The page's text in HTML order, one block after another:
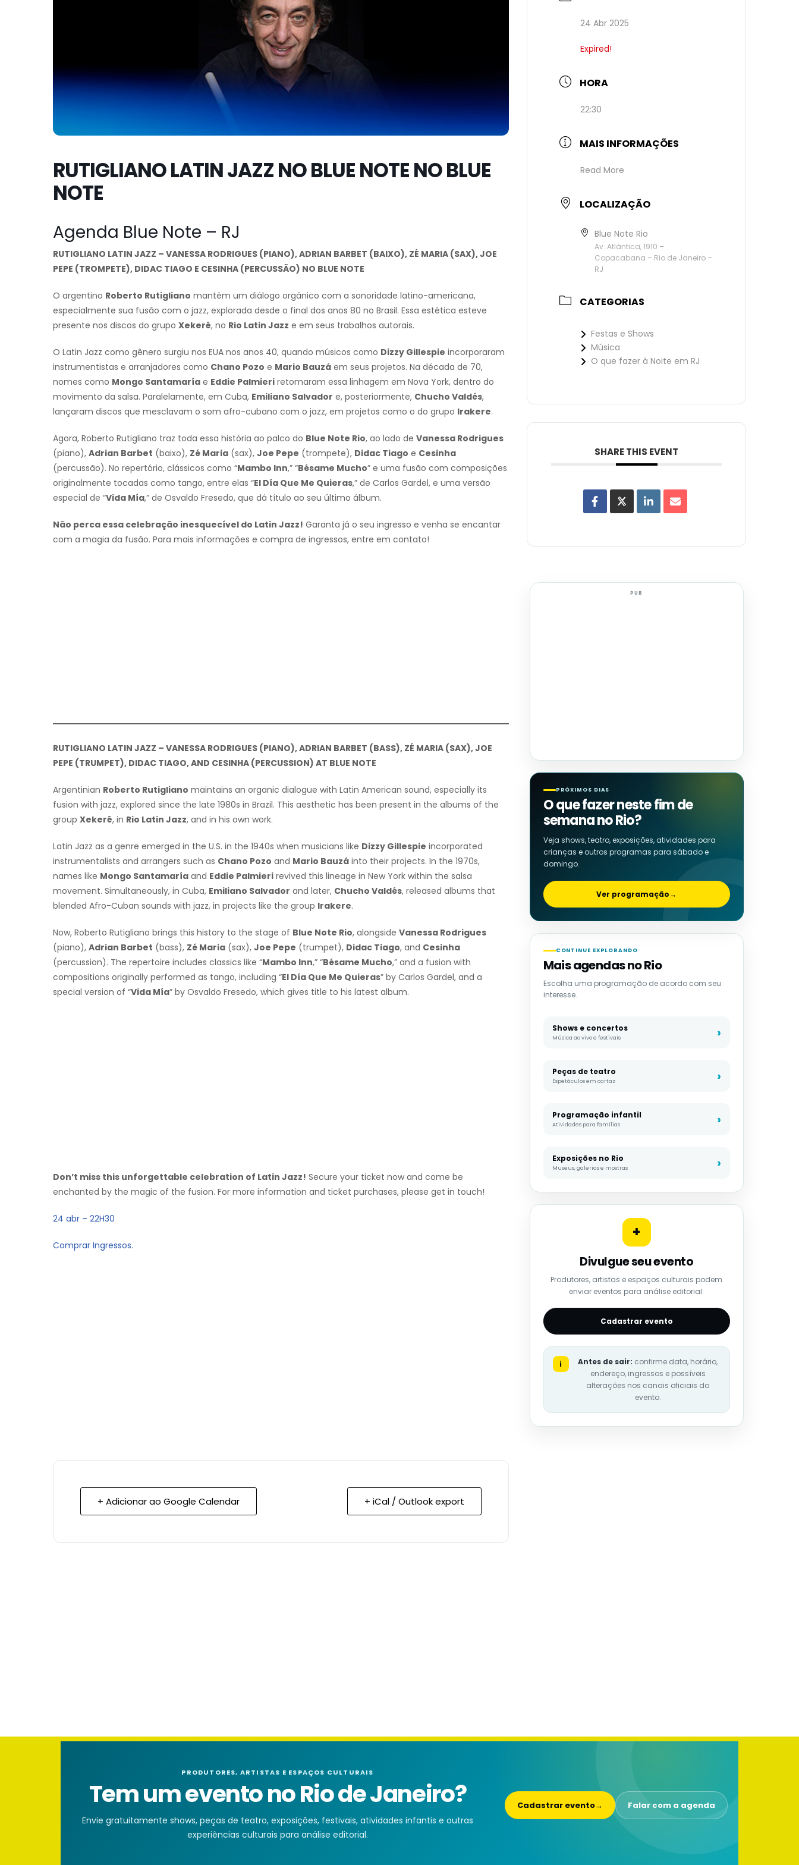
RUTIGLIANO LATIN JAZZ NO BLUE NOTE NO BLUE
NOTE
Agenda Blue Note – RJ
RUTIGLIANO LATIN JAZZ – VANESSA RODRIGUES (PIANO), ADRIAN BARBET (BAIXO), ZÉ MARIA (SAX), JOE
PEPE (TROMPETE), DIDAC TIAGO E CESINHA (PERCUSSÃO) NO BLUE NOTE
O argentino Roberto Rutigliano mantém um diálogo orgânico com a sonoridade latino-americana,
especialmente sua fusão com o jazz, explorada desde o final dos anos 80 no Brasil. Essa estética esteve
presente nos discos do grupo Xekerê, no Rio Latin Jazz e em seus trabalhos autorais.
O Latin Jazz como gênero surgiu nos EUA nos anos 40, quando músicos como Dizzy Gillespie incorporaram
instrumentistas e arranjadores como Chano Pozo e Mario Bauzá em seus projetos. Na década de 70,
nomes como Mongo Santamaría e Eddie Palmieri retomaram essa linhagem em Nova York, dentro do
movimento da salsa. Paralelamente, em Cuba, Emiliano Salvador e, posteriormente, Chucho Valdés,
lançaram discos que mesclavam o som afro-cubano com o jazz, em projetos como o do grupo Irakere.
Agora, Roberto Rutigliano traz toda essa história ao palco do Blue Note Rio, ao lado de Vanessa Rodrigues
(piano), Adrian Barbet (baixo), Zé Maria (sax), Joe Pepe (trompete), Didac Tiago e Cesinha
(percussão). No repertório, clássicos como “Mambo Inn,” “Bésame Mucho” e uma fusão com composições
originalmente tocadas como tango, entre elas “El Día Que Me Quieras,” de Carlos Gardel, e uma versão
especial de “Vida Mía,” de Osvaldo Fresedo, que dá título ao seu último álbum.
Não perca essa celebração inesquecível do Latin Jazz! Garanta já o seu ingresso e venha se encantar
com a magia da fusão. Para mais informações e compra de ingressos, entre em contato!
RUTIGLIANO LATIN JAZZ – VANESSA RODRIGUES (PIANO), ADRIAN BARBET (BASS), ZÉ MARIA (SAX), JOE
PEPE (TRUMPET), DIDAC TIAGO, AND CESINHA (PERCUSSION) AT BLUE NOTE
Argentinian Roberto Rutigliano maintains an organic dialogue with Latin American sound, especially its
fusion with jazz, explored since the late 1980s in Brazil. This aesthetic has been present in the albums of the
group Xekerê, in Rio Latin Jazz, and in his own work.
Latin Jazz as a genre emerged in the U.S. in the 1940s when musicians like Dizzy Gillespie incorporated
instrumentalists and arrangers such as Chano Pozo and Mario Bauzá into their projects. In the 1970s,
names like Mongo Santamaría and Eddie Palmieri revived this lineage in New York within the salsa
movement. Simultaneously, in Cuba, Emiliano Salvador and later, Chucho Valdés, released albums that
blended Afro-Cuban sounds with jazz, in projects like the group Irakere.
Now, Roberto Rutigliano brings this history to the stage of Blue Note Rio, alongside Vanessa Rodrigues
(piano), Adrian Barbet (bass), Zé Maria (sax), Joe Pepe (trumpet), Didac Tiago, and Cesinha
(percussion). The repertoire includes classics like “Mambo Inn,” “Bésame Mucho,” and a fusion with
compositions originally performed as tango, including “El Día Que Me Quieras” by Carlos Gardel, and a
special version of “Vida Mía” by Osvaldo Fresedo, which gives title to his latest album.
Don’t miss this unforgettable celebration of Latin Jazz! Secure your ticket now and come be
enchanted by the magic of the fusion. For more information and ticket purchases, please get in touch!
24 abr – 22H30
Comprar Ingressos.
+ Adicionar ao Google Calendar + iCal / Outlook export
24 Abr 2025
Expired!
HORA
22:30
MAIS INFORMAÇÕES
Read More
LOCALIZAÇÃO
Blue Note Rio
Av. Atlântica, 1910 –
Copacabana – Rio de Janeiro –
RJ
CATEGORIAS
Festas e Shows
Música
O que fazer à Noite em RJ
SHARE THIS EVENT
PUB
PRÓXIMOS DIAS
O que fazer neste fim de
semana no Rio?
Veja shows, teatro, exposições, atividades para
crianças e outros programas para sábado e
domingo.
Ver programação→
CONTINUE EXPLORANDO
Mais agendas no Rio
Escolha uma programação de acordo com seu
interesse.
Shows e concertos
Música ao vivo e festivais
Peças de teatro
Espetáculos em cartaz
Programação infantil
Atividades para famílias
Exposições no Rio
Museus, galerias e mostras
+
Divulgue seu evento
Produtores, artistas e espaços culturais podem
enviar eventos para análise editorial.
Cadastrar evento
i Antes de sair: confirme data, horário,
endereço, ingressos e possíveis
alterações nos canais oficiais do
evento.
PRODUTORES, ARTISTAS E ESPAÇOS CULTURAIS
Tem um evento no Rio de Janeiro?
Envie gratuitamente shows, peças de teatro, exposições, festivais, atividades infantis e outras
experiências culturais para análise editorial.
Cadastrar evento→ Falar com a agenda